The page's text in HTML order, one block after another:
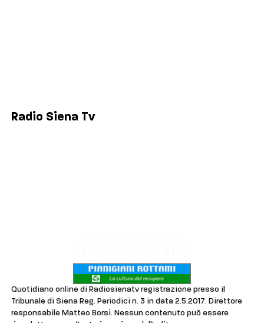
Radio Siena Tv
Quotidiano online di Radiosienatv registrazione presso il
Tribunale di Siena Reg. Periodici n. 3 in data 2.5.2017. Direttore
responsabile Matteo Borsi. Nessun contenuto può essere